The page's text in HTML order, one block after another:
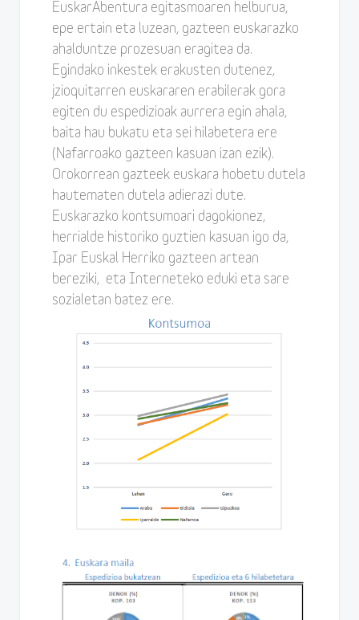
EuskarAbentura egitasmoaren helburua,
epe ertain eta luzean, gazteen euskarazko
ahalduntze prozesuan eragitea da.
Egindako inkestek erakusten dutenez,
jzioquitarren euskararen erabilerak gora
egiten du espedizioak aurrera egin ahala,
baita hau bukatu eta sei hilabetera ere
(Nafarroako gazteen kasuan izan ezik).
Orokorrean gazteek euskara hobetu dutela
hautematen dutela adierazi dute.
Euskarazko kontsumoari dagokionez,
herrialde historiko guztien kasuan igo da,
Ipar Euskal Herriko gazteen artean
bereziki, eta Interneteko eduki eta sare
sozialetan batez ere.